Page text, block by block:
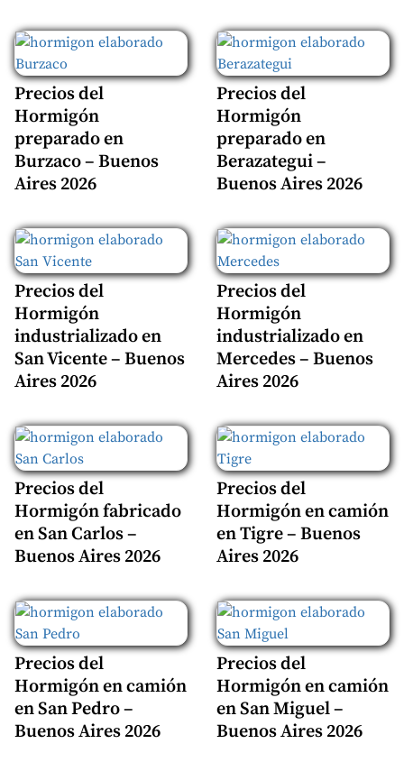
Precios del
Hormigón
preparado en
Burzaco – Buenos
Aires 2026
Precios del
Hormigón
preparado en
Berazategui –
Buenos Aires 2026
Precios del
Hormigón
industrializado en
San Vicente – Buenos
Aires 2026
Precios del
Hormigón
industrializado en
Mercedes – Buenos
Aires 2026
Precios del
Hormigón fabricado
en San Carlos –
Buenos Aires 2026
Precios del
Hormigón en camión
en Tigre – Buenos
Aires 2026
Precios del
Hormigón en camión
en San Pedro –
Buenos Aires 2026
Precios del
Hormigón en camión
en San Miguel –
Buenos Aires 2026